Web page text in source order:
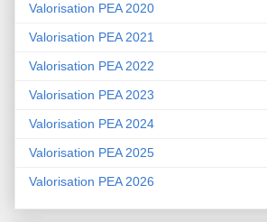
Valorisation PEA 2020
Valorisation PEA 2021
Valorisation PEA 2022
Valorisation PEA 2023
Valorisation PEA 2024
Valorisation PEA 2025
Valorisation PEA 2026